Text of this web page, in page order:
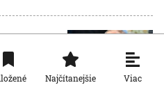
Najčítanejšie Viac